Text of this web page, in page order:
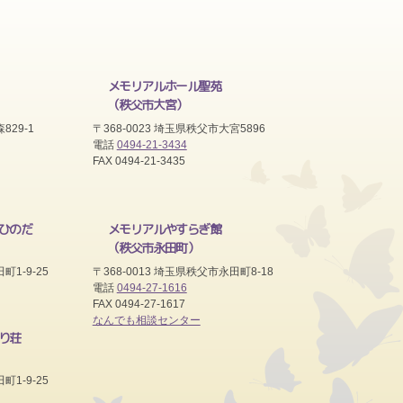
829-1
メモリアルホール聖苑
（秩父市大宮）
〒368-0023 埼玉県秩父市大宮5896
電話 0494-21-3434
FAX 0494-21-3435
のだ
町1-9-25
メモリアルやすらぎ館
（秩父市永田町）
〒368-0013 埼玉県秩父市永田町8-18
電話 0494-27-1616
FAX 0494-27-1617
なんでも相談センター
荘
町1-9-25